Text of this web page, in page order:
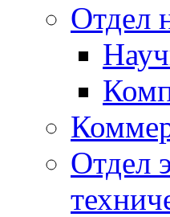
Отдел
Отдел